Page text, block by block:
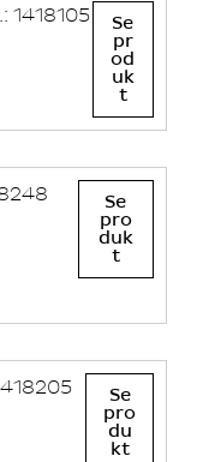
1418105
Se
pr
od
uk
t
Se
pro
duk
t
Se
pro
du
kt